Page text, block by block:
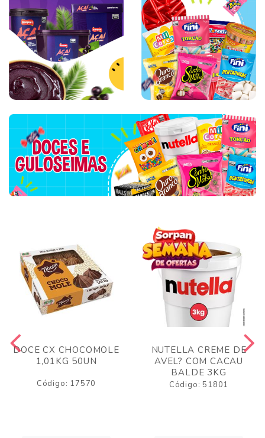
DOCE CX CHOCOMOLE
1,01KG 50UN
Código: 17570
NUTELLA CREME DE
AVEL? COM CACAU
BALDE 3KG
Código: 51801